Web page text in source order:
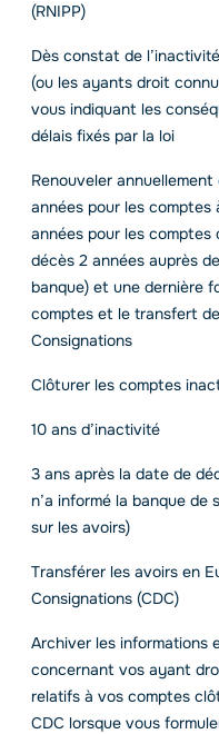
(RNIPP)
Dès constat de
(ou les ayants droit
vous indiquant les
délais fixés par la loi
Renouveler
années pour les
années pour les comptes
décès 2 années auprès
banque) et une dernière
comptes et le transfert
Consignations
Clôturer les comptes
10 ans d’inactivité
3 ans après la date de
n’a informé la banque
sur les avoirs)
Transférer les avoirs en
Consignations (CDC)
Archiver les informations
concernant vos ayant
relatifs à vos comptes
CDC lorsque vous